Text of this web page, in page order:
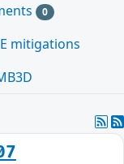
0
mitigations